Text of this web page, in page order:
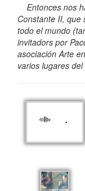
Entonces nos
Constante II, que
todo el mundo
invitadors por
asociación Arte
varios lugares